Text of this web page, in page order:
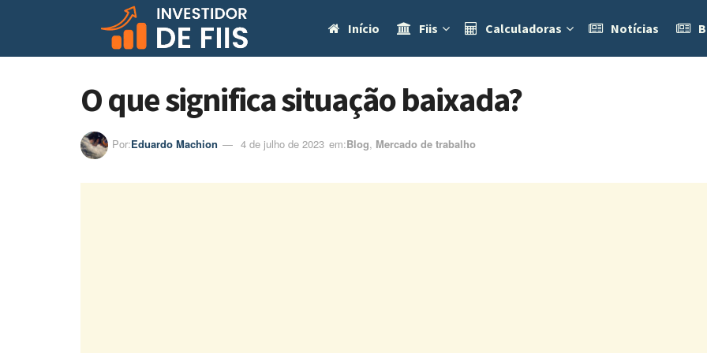
Início Fiis Calculadoras Notícias
O que significa situação baixada?
Por:Eduardo Machion 4 de julho de 2023 em:ㅤBlog, Mercado de trabalho